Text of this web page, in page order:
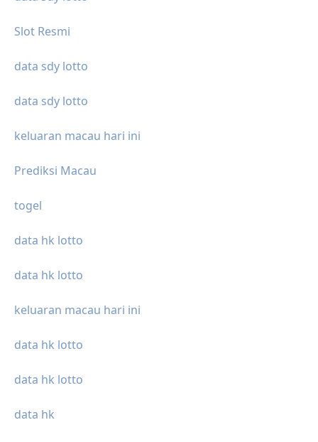
Slot Resmi
data sdy lotto
data sdy lotto
keluaran macau hari ini
Prediksi Macau
togel
data hk lotto
data hk lotto
keluaran macau hari ini
data hk lotto
data hk lotto
data hk